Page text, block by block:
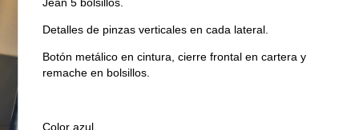
Detalles de pinzas verticales en cada lateral.
Botón metálico en cintura, cierre frontal en cartera y
remache en bolsillos.
Color azul.